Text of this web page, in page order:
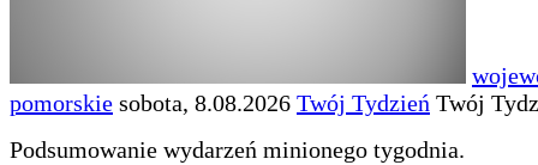
pomorskie sobota, 8.08.2026 Twój Tydzień Twój
Podsumowanie wydarzeń minionego tygodnia.